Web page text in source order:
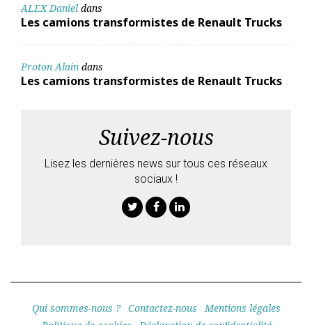
ALEX Daniel dans
Les camions transformistes de Renault Trucks
Proton Alain dans
Les camions transformistes de Renault Trucks
Suivez-nous
Lisez les dernières news sur tous ces réseaux
sociaux !
Qui sommes-nous ? Contactez-nous
Mentions légales